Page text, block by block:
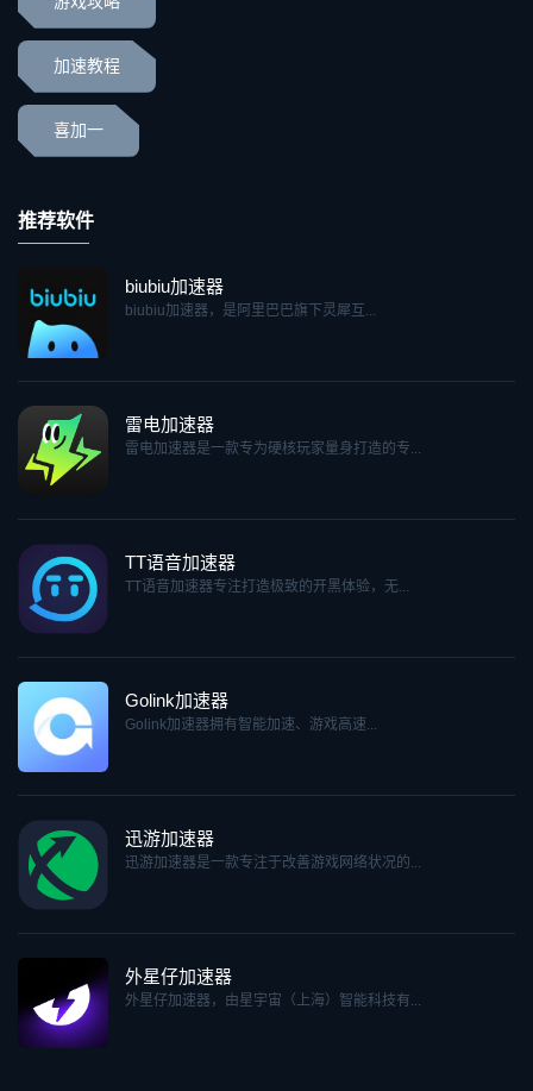
加速教程
喜加一
推荐软件
biubiu加速器
biubiu加速器，是阿里巴巴旗下灵犀互...
雷电加速器
雷电加速器是一款专为硬核玩家量身打造的专...
TT语音加速器
TT语音加速器专注打造极致的开黑体验，无...
Golink加速器
Golink加速器拥有智能加速、游戏高速...
迅游加速器
迅游加速器是一款专注于改善游戏网络状况的...
外星仔加速器
外星仔加速器，由星宇宙（上海）智能科技有...